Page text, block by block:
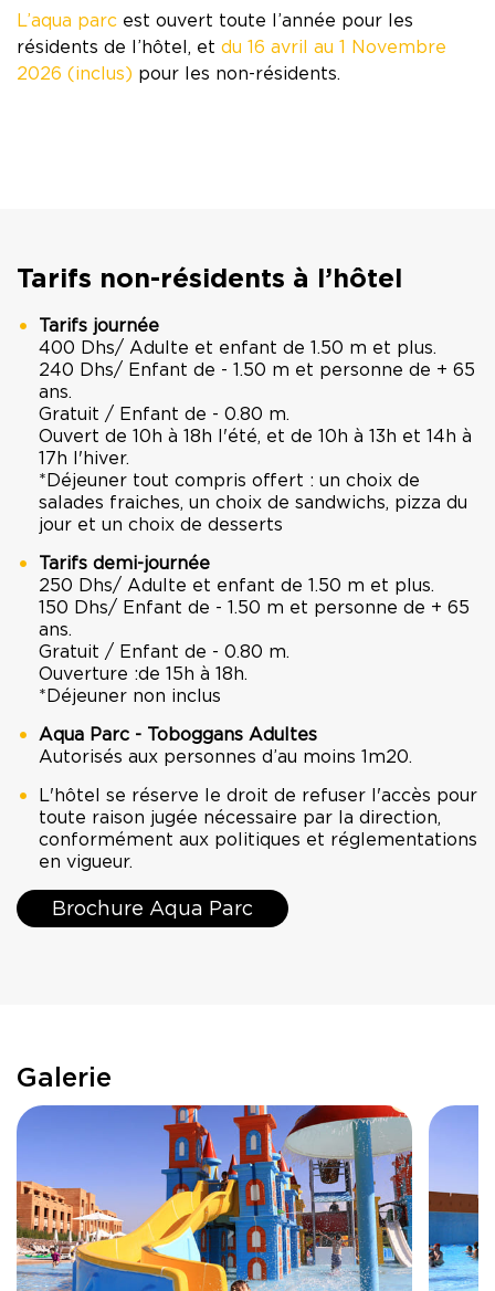
L’aqua parc est ouvert toute l’année pour les
résidents de l’hôtel, et du 16 avril au 1 Novembre
2026 (inclus) pour les non-résidents.
Tarifs non-résidents à l’hôtel
Tarifs journée
400 Dhs/ Adulte et enfant de 1.50 m et plus.
240 Dhs/ Enfant de - 1.50 m et personne de + 65
ans.
Gratuit / Enfant de - 0.80 m.
Ouvert de 10h à 18h l'été, et de 10h à 13h et 14h à
17h l'hiver.
*Déjeuner tout compris offert : un choix de
salades fraiches, un choix de sandwichs, pizza du
jour et un choix de desserts
Tarifs demi-journée
250 Dhs/ Adulte et enfant de 1.50 m et plus.
150 Dhs/ Enfant de - 1.50 m et personne de + 65
ans.
Gratuit / Enfant de - 0.80 m.
Ouverture :de 15h à 18h.
*Déjeuner non inclus
Aqua Parc - Toboggans Adultes
Autorisés aux personnes d’au moins 1m20.
L'hôtel se réserve le droit de refuser l'accès pour
toute raison jugée nécessaire par la direction,
conformément aux politiques et réglementations
en vigueur.
Brochure Aqua Parc
Galerie